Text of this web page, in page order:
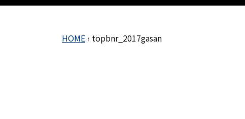
HOME › topbnr_2017gasan